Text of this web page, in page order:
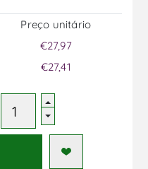
Preço unitário
€27,97
€27,41